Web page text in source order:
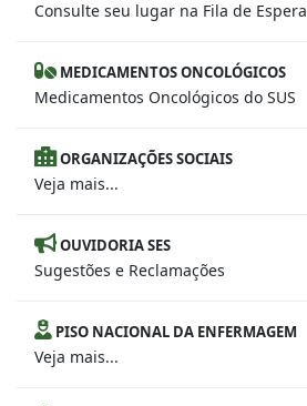
Consulte seu lugar na Fila de Espera
MEDICAMENTOS ONCOLÓGICOS
Medicamentos Oncológicos do SUS
ORGANIZAÇÕES SOCIAIS
Veja mais...
OUVIDORIA SES
Sugestões e Reclamações
PISO NACIONAL DA ENFERMAGEM
Veja mais...